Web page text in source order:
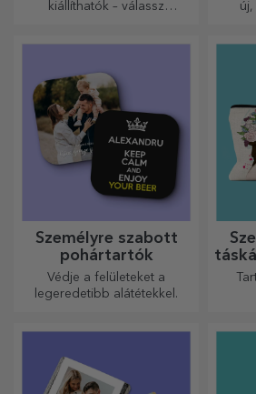
kiállíthatók – válassz
Személyre szabott
pohártartók
Védje a felületeket a
legeredetibb alátétekkel.